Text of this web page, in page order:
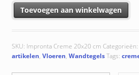
Impronta Creme 20x20 cm aantal
Toevoegen aan winkelwagen
SKU: Impronta Creme 20x20 cm Categorieën:
artikelen, Vloeren, WandtegelsTags: